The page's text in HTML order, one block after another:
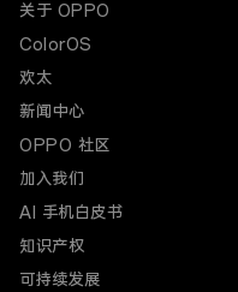
关于 OPPO
ColorOS
欢太
新闻中心
OPPO 社区
加入我们
AI 手机白皮书
知识产权
可持续发展